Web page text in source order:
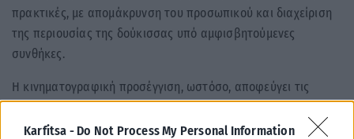
Karfitsa - Do Not Process My Personal Information
πρακτικές, με απομάκρυνση του προσωπικού και διαχείριση
της περιουσίας της δούκισσας υπό αμφισβητούμενες
συνθήκες.
Η κινηματογραφική προσέγγιση, ωστόσο, αποφεύγει τις
εύκολες ερμηνείες και παρουσιάζει τη Μπλουμ ως μια
σύνθετη φιγούρα, που ισορροπεί ανάμεσα στην προστασία